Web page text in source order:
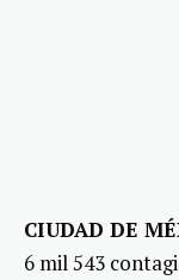
CIUDAD DE
6 mil 543